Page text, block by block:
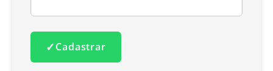
✓Cadastrar